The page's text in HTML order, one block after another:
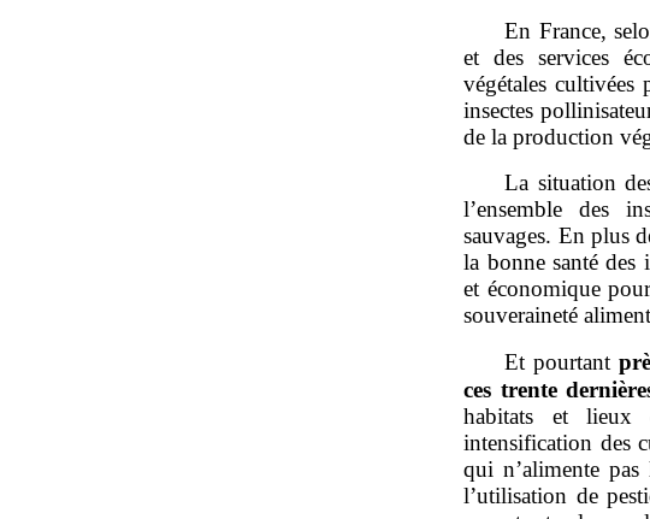
En France,
et des services
végétales cultivées
insectes
de la production
La situation
l’ensemble des
sauvages. En plus
la bonne santé des
et économique
souveraineté
Et pourtant
ces trente
habitats et lieux
intensification des
qui n’alimente
l’utilisation de